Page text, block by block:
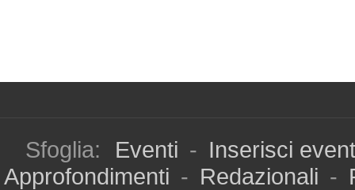
Sfoglia: Eventi - Inserisci
Approfondimenti - Redazionali -